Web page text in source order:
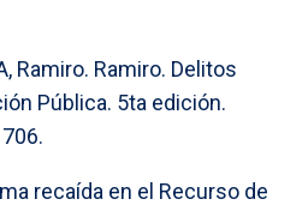
Ramiro. Ramiro. Delitos
Pública. 5ta edición.
recaída en el Recurso de